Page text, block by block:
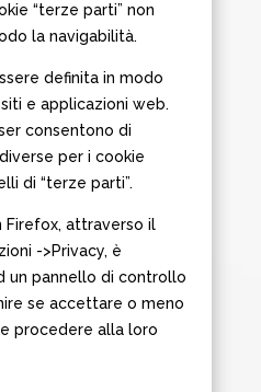
“terze parti” non
la navigabilità.
definita in modo
e applicazioni web.
consentono di
per i cookie
di “terze parti”.
Firefox, attraverso il
->Privacy, è
un pannello di controllo
se accettare o meno
procedere alla loro